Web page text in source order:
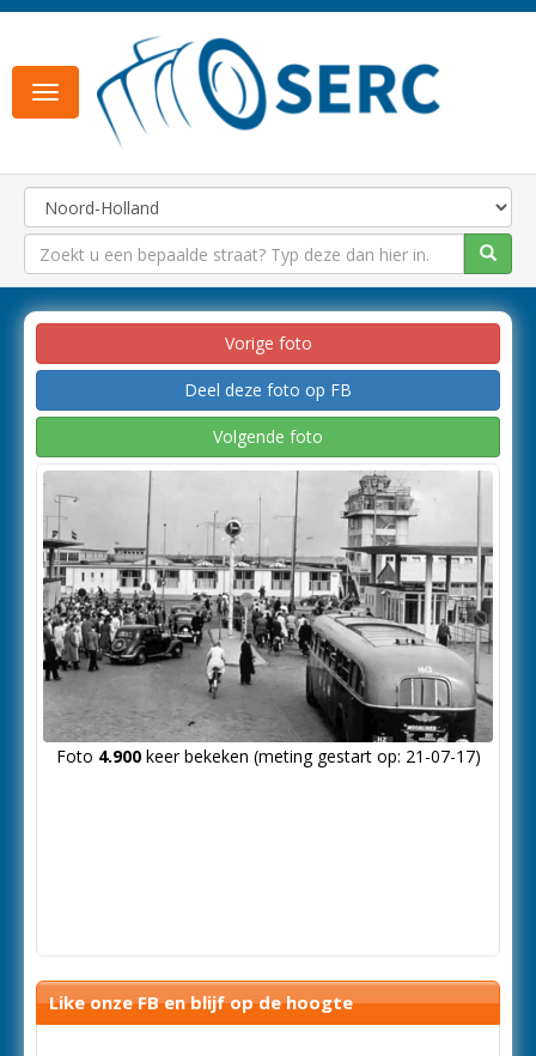
Toggle
navigation
Vorige foto
Deel deze foto op FB
Volgende foto
Foto 4.900keer bekeken (meting gestart op: 21-07-17)
Like onze FB en blijf op de hoogte